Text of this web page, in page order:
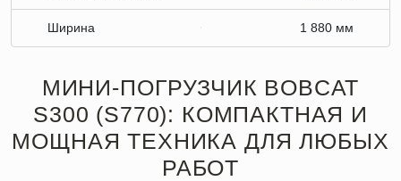
Ширина 1 880 мм
МИНИ-ПОГРУЗЧИК BOBCAT
S300 (S770): КОМПАКТНАЯ И
МОЩНАЯ ТЕХНИКА ДЛЯ ЛЮБЫХ
РАБОТ